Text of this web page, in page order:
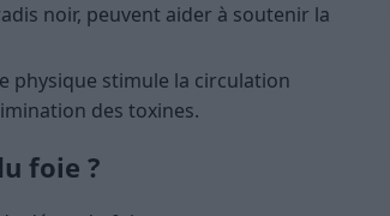
noir, peuvent aider à soutenir la
physique stimule la circulation
des toxines.
foie ?